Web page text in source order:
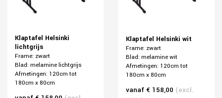
Klaptafel Helsinki
lichtgrijs
Frame: zwart
Blad: melamine lichtgrijs
Afmetingen: 120cm tot
180cm x 80cm
Klaptafel Helsinki wit
Frame: zwart
Blad: melamine wit
Afmetingen: 120cm tot
180cm x 80cm
vanaf € 158,00 (excl.